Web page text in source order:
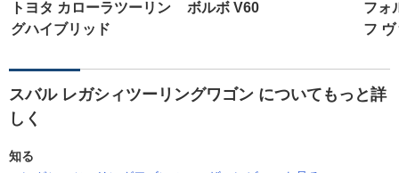
トヨタ カローラツーリン
グハイブリッド
ボルボ V60
フォ
フ
スバル レガシィツーリングワゴン についてもっと詳
しく
知る